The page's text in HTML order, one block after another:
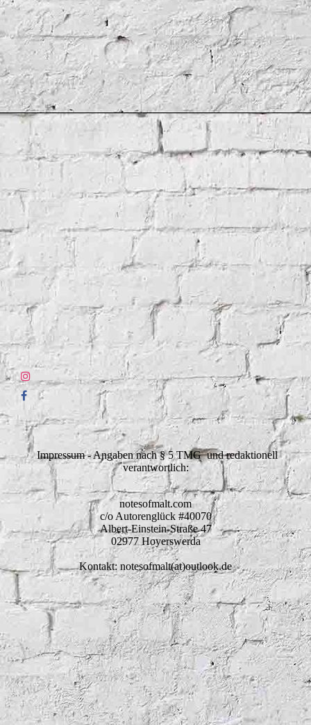
Impressum - Angaben nach § 5 TMG und redaktionell
verantwortlich:
notesofmalt.com
c/o Autorenglück #40070
Albert-Einstein-Straße 47
02977 Hoyerswerda
Kontakt: notesofmalt(at)outlook.de